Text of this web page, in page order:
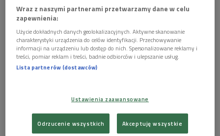
Ildefonsa Gałczyńskiego "Orfeusz" Foto: Beata Zawrzel/REPORTER
Jury doceniło w poezji Marzanny Bogumiły Kielar to,
że "chwyta za gardło i serce", a jej wiersze określiło
głównie kobiecych cierpień. - Mężczyźni ginęli na
wojnie albo wracali okaleczeni i milczący. Kiedy trwa
wojna, kobiety muszą organizować życie na
Wraz z naszymi partnerami przetwarzamy dane w celu
zapewnienia:
Użycie dokładnych danych geolokalizacyjnych. Aktywne skanowanie
charakterystyki urządzenia do celów identyfikacji. Przechowywanie
informacji na urządzeniu lub dostęp do nich. Spersonalizowane reklamy i
treści, pomiar reklam i treści, badnie odbiorców i ulepszanie usług.
Lista partnerów (dostawców)
Ustawienia zaawansowane
Odrzucenie wszystkich Akceptuję wszystkie